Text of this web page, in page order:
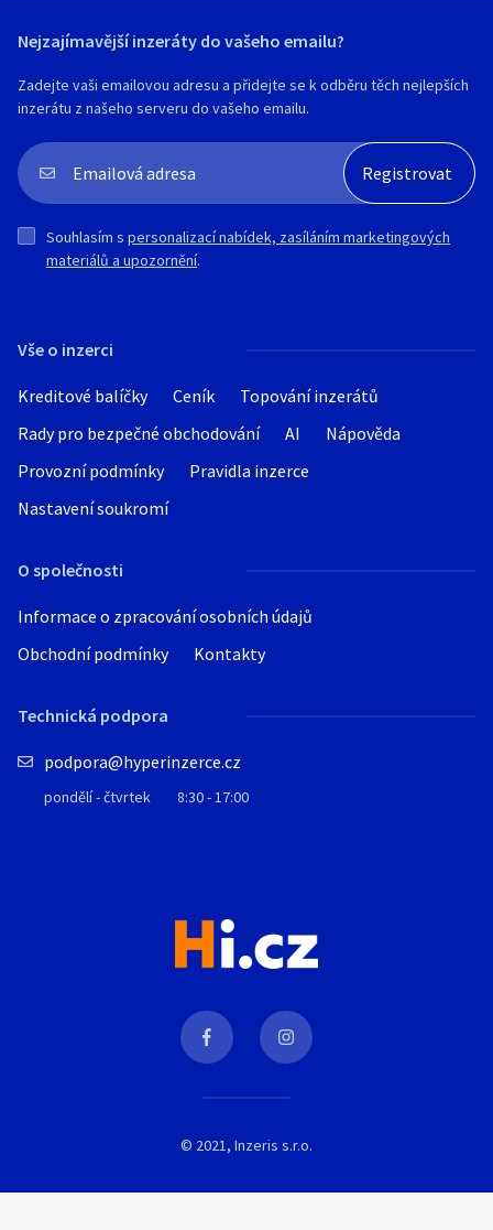
Vše o inzerci
Kreditové balíčky Ceník
Topování inzerátů
Rady pro bezpečné obchodování
AI
Nápověda
Provozní podmínky
Pravidla inzerce
Nastavení soukromí
O společnosti
Informace o zpracování osobních údajů
Obchodní podmínky
Kontakty
Technická podpora
podpora@hyperinzerce.cz
pondělí - čtvrtek 8:30 - 17:00
Nejzajímavější inzeráty do vašeho emailu?
Zadejte vaši emailovou adresu a přidejte se k odběru těch nejlepších
inzerátu z našeho serveru do vašeho emailu.
Souhlasím s personalizací nabídek, zasíláním marketingových
materiálů a upozornění.
© 2021, Inzeris s.r.o.